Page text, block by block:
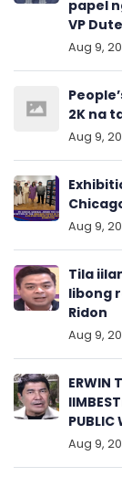
papel
VP
Aug 9,
2K na
Aug 9,
Aug 9,
Tila
libong
Ridon
Aug 9,
ERWIN
PUBLIC
Aug 9,